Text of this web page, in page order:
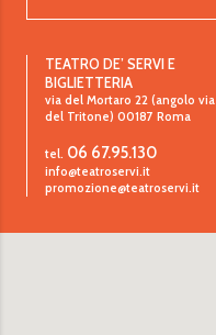
TEATRO DE’ SERVI E
BIGLIETTERIA
via del Mortaro 22 (angolo via
del Tritone) 00187 Roma
tel. 06 67.95.130
info@teatroservi.it
promozione@teatroservi.it